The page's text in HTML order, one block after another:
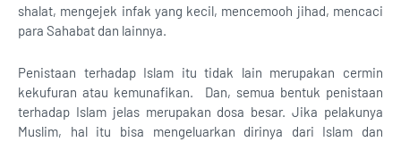
shalat, mengejek infak yang kecil, mencemooh jihad, mencaci
para Sahabat dan lainnya.
Penistaan terhadap Islam itu tidak lain merupakan cermin
kekufuran atau kemunafikan. Dan, semua bentuk penistaan
terhadap Islam jelas merupakan dosa besar. Jika pelakunya
Muslim, hal itu bisa mengeluarkan dirinya dari Islam dan